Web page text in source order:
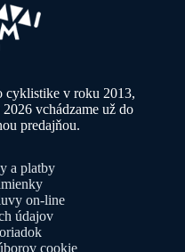
cyklistike v roku 2013,
vchádzame už do
predajňou.
a platby
on-line
údajov
cookie